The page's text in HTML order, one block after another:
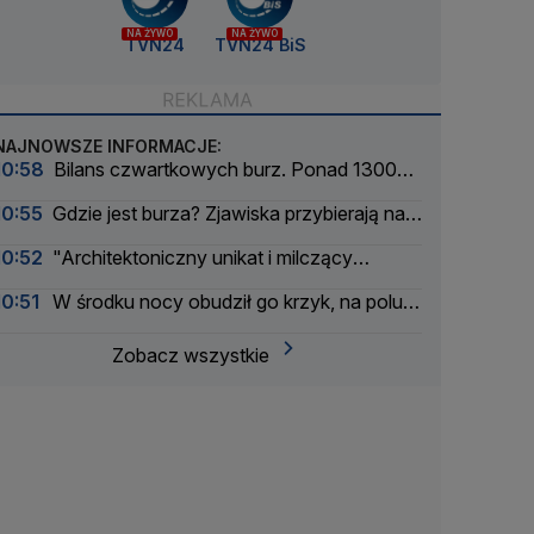
NA ŻYWO
TVN24
NA ŻYWO
TVN24 BiS
INFORMACJE:
Bilans czwartkowych burz. Ponad 1300
Gdzie jest burza? Zjawiska przybierają na
"Architektoniczny unikat i milczący
W środku nocy obudził go krzyk, na polu
Zobacz wszystkie